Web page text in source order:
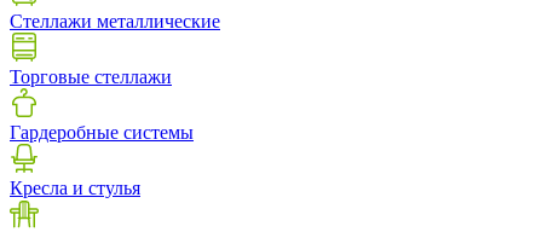
Стеллажи металлические
Торговые стеллажи
Гардеробные системы
Кресла и стулья